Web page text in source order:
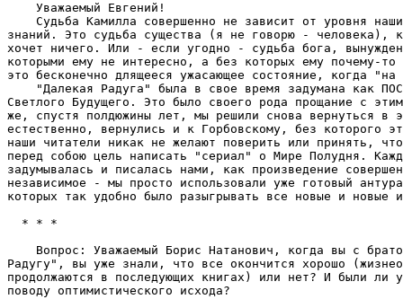
    Уважаемый Евгений!
Судьба Камилла совершенно не зависит от уровня
знаний. Это судьба существа (я не говорю - человека),
хочет ничего. Или - если угодно - судьба бога,
которыми ему не интересно, а без которых ему почему-
это бесконечно длящееся ужасающее состояние, когда
"Далекая Радуга" была в свое время задумана как
Светлого Будущего. Это было своего рода прощание с
же, спустя полдюжины лет, мы решили снова вернуться в
естественно, вернулись и к Горбовскому, без которого
наши читатели никак не желают поверить или принять,
перед собою цель написать "сериал" о Мире Полудня.
задумывалась и писалась нами, как произведение
независимое - мы просто использовали уже готовый
которых так удобно было разыгрывать все новые и новые
  * * *
Вопрос: Уважаемый Борис Натанович, когда вы с
Радугу", вы уже знали, что все окончится хорошо
продолжаются в последующих книгах) или нет? И были ли
поводу оптимистического исхода?